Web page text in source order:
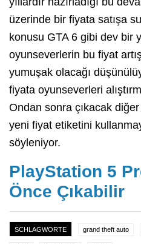
üzerinde bir fiyata satışa
konusu GTA 6 gibi dev bir
oyunseverlerin bu fiyat
yumuşak olacağı
fiyata oyunseverleri
Ondan sonra çıkacak
yeni fiyat etiketini
söyleniyor.
PlayStation 5
Önce Çıkabilir
SCHLAGWORTE grand theft auto